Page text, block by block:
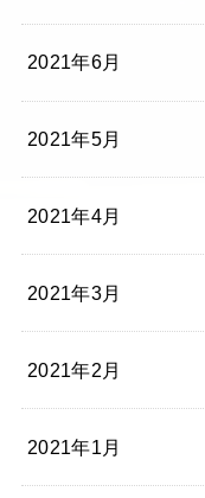
2021年6月
2021年5月
2021年4月
2021年3月
2021年2月
2021年1月